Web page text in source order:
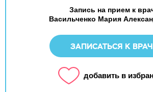
Запись на прием к
Васильченко Мария
ЗАПИСАТЬСЯ К
добавить в